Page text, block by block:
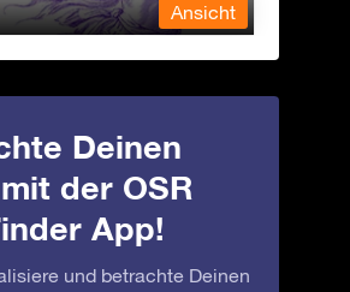
Ansicht
Deinen
der OSR
App!
und betrachte Deinen